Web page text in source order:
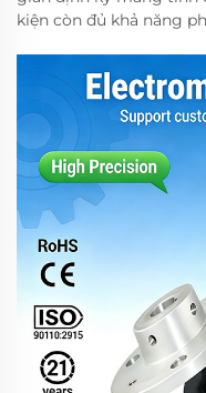
kiện còn đủ khả năng